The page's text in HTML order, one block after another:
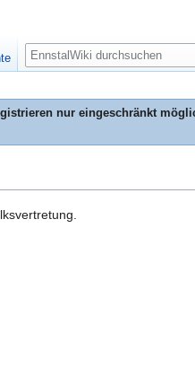
nur eingeschränkt
Suche